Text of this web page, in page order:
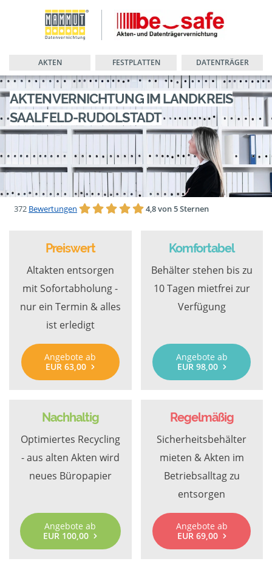
AKTEN FESTPLATTEN DATENTRÄGER
AKTENVERNICHTUNG IM LANDKREIS
SAALFELD-RUDOLSTADT
372 Bewertungen 4,8 von 5 Sternen
Preiswert
Altakten entsorgen
mit Sofortabholung -
nur ein Termin & alles
ist erledigt
Angebote ab
EUR 63,00
Komfortabel
Behälter stehen bis zu
10 Tagen mietfrei zur
Verfügung
Angebote ab
EUR 98,00
Nachhaltig
Optimiertes Recycling
- aus alten Akten wird
neues Büropapier
Angebote ab
EUR 100,00
Regelmäßig
Sicherheitsbehälter
mieten & Akten im
Betriebsalltag zu
entsorgen
Angebote ab
EUR 69,00